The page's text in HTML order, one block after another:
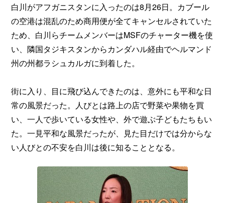
白川がアフガニスタンに入ったのは8月26日。カブール
の空港は混乱のため商用便が全てキャンセルされていた
ため、白川らチームメンバーはMSFのチャーター機を使
い、隣国タジキスタンからカンダハル経由でヘルマンド
州の州都ラシュカルガに到着した。
街に入り、目に飛び込んできたのは、意外にも平和な日
常の風景だった。人びとは路上の店で野菜や果物を買
い、一人で歩いている女性や、外で遊ぶ子どもたちもい
た。一見平和な風景だったが、見た目だけでは分からな
い人びとの不安を白川は後に知ることとなる。